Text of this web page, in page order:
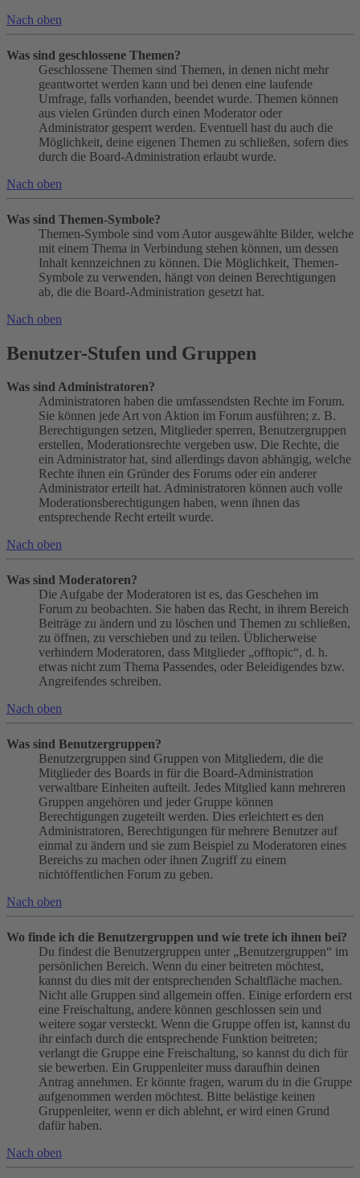
Nach oben
Was sind geschlossene Themen?
Geschlossene Themen sind Themen, in denen nicht mehr
geantwortet werden kann und bei denen eine laufende
Umfrage, falls vorhanden, beendet wurde. Themen können
aus vielen Gründen durch einen Moderator oder
Administrator gesperrt werden. Eventuell hast du auch die
Möglichkeit, deine eigenen Themen zu schließen, sofern dies
durch die Board-Administration erlaubt wurde.
Nach oben
Was sind Themen-Symbole?
Themen-Symbole sind vom Autor ausgewählte Bilder, welche
mit einem Thema in Verbindung stehen können, um dessen
Inhalt kennzeichnen zu können. Die Möglichkeit, Themen-
Symbole zu verwenden, hängt von deinen Berechtigungen
ab, die die Board-Administration gesetzt hat.
Nach oben
Benutzer-Stufen und Gruppen
Was sind Administratoren?
Administratoren haben die umfassendsten Rechte im Forum.
Sie können jede Art von Aktion im Forum ausführen; z. B.
Berechtigungen setzen, Mitglieder sperren, Benutzergruppen
erstellen, Moderationsrechte vergeben usw. Die Rechte, die
ein Administrator hat, sind allerdings davon abhängig, welche
Rechte ihnen ein Gründer des Forums oder ein anderer
Administrator erteilt hat. Administratoren können auch volle
Moderationsberechtigungen haben, wenn ihnen das
entsprechende Recht erteilt wurde.
Nach oben
Was sind Moderatoren?
Die Aufgabe der Moderatoren ist es, das Geschehen im
Forum zu beobachten. Sie haben das Recht, in ihrem Bereich
Beiträge zu ändern und zu löschen und Themen zu schließen,
zu öffnen, zu verschieben und zu teilen. Üblicherweise
verhindern Moderatoren, dass Mitglieder „offtopic“, d. h.
etwas nicht zum Thema Passendes, oder Beleidigendes bzw.
Angreifendes schreiben.
Nach oben
Was sind Benutzergruppen?
Benutzergruppen sind Gruppen von Mitgliedern, die die
Mitglieder des Boards in für die Board-Administration
verwaltbare Einheiten aufteilt. Jedes Mitglied kann mehreren
Gruppen angehören und jeder Gruppe können
Berechtigungen zugeteilt werden. Dies erleichtert es den
Administratoren, Berechtigungen für mehrere Benutzer auf
einmal zu ändern und sie zum Beispiel zu Moderatoren eines
Bereichs zu machen oder ihnen Zugriff zu einem
nichtöffentlichen Forum zu geben.
Nach oben
Wo finde ich die Benutzergruppen und wie trete ich ihnen bei?
Du findest die Benutzergruppen unter „Benutzergruppen“ im
persönlichen Bereich. Wenn du einer beitreten möchtest,
kannst du dies mit der entsprechenden Schaltfläche machen.
Nicht alle Gruppen sind allgemein offen. Einige erfordern erst
eine Freischaltung, andere können geschlossen sein und
weitere sogar versteckt. Wenn die Gruppe offen ist, kannst du
ihr einfach durch die entsprechende Funktion beitreten;
verlangt die Gruppe eine Freischaltung, so kannst du dich für
sie bewerben. Ein Gruppenleiter muss daraufhin deinen
Antrag annehmen. Er könnte fragen, warum du in die Gruppe
aufgenommen werden möchtest. Bitte belästige keinen
Gruppenleiter, wenn er dich ablehnt, er wird einen Grund
dafür haben.
Nach oben